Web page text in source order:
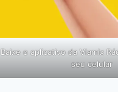
Baixe o aplicativo da Viamix
seu celular